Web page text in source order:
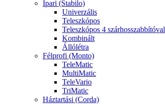
Ipari (Stabilo)
Univerzális
Teleszkópos
Teleszkópos 4 szárhosszabbítóval
Kombinált
Állólétra
Félprofi (Monto)
TeleMatic
MultiMatic
TeleVario
TriMatic
Háztartási (Corda)